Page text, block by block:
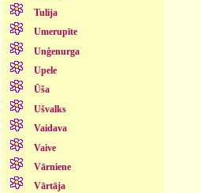
Tulija
Umerupīte
Unģenurga
Upele
Ūša
Ušvalks
Vaidava
Vaive
Vārniene
Vārtāja